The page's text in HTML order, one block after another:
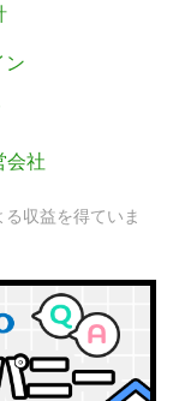
ン
会社
収益を得ていま